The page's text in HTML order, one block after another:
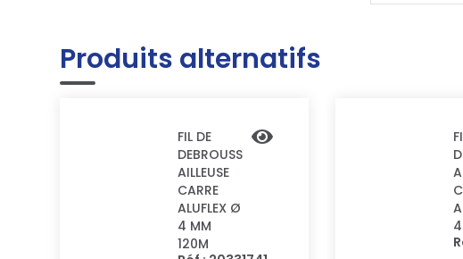
Produits alternatifs
FIL DE
DEBROUSS
AILLEUSE
CARRE
ALUFLEX Ø
4 MM
120M